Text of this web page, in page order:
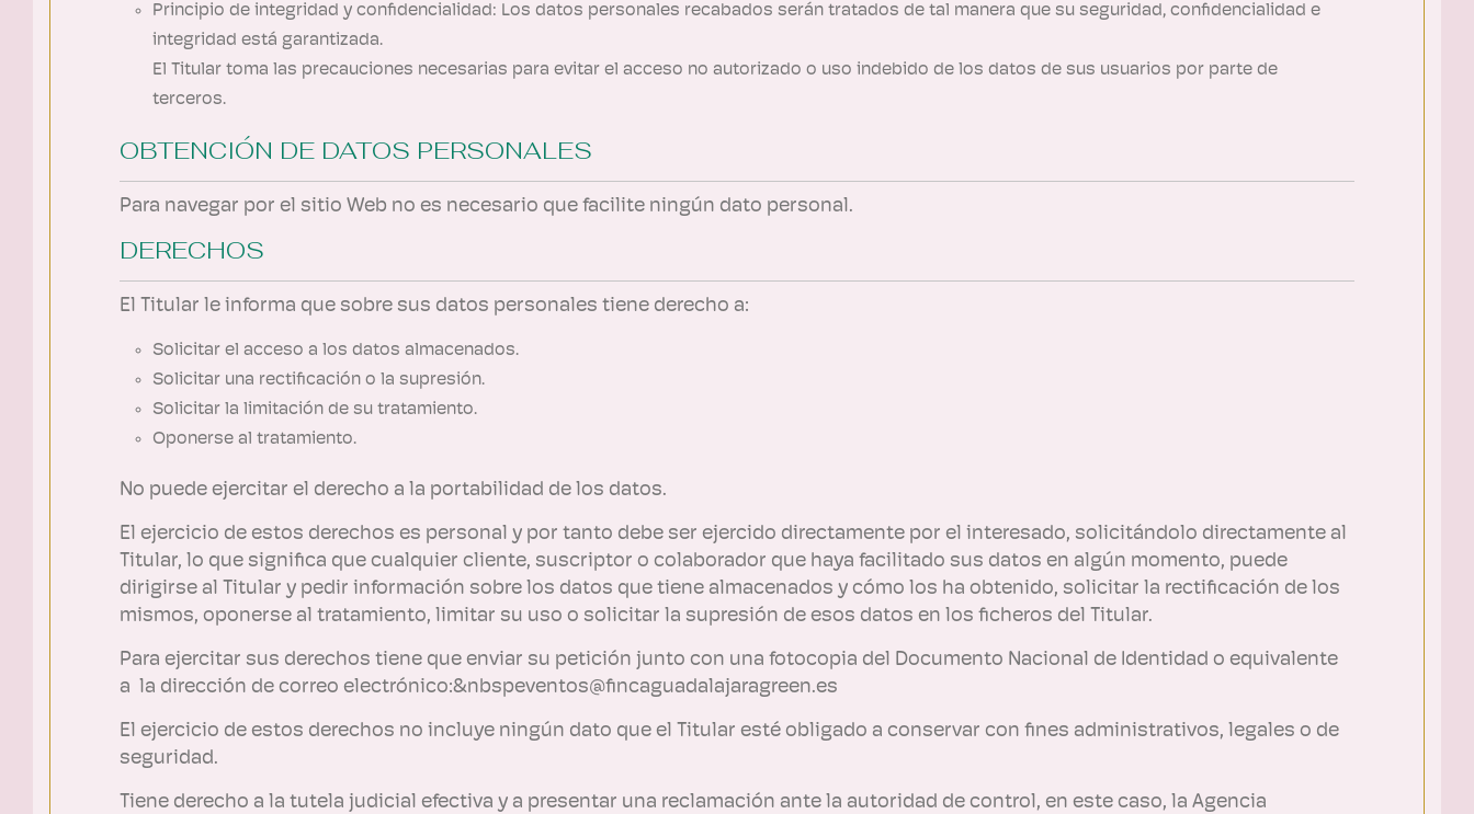
Principio de integridad y confidencialidad: Los datos personales recabados serán tratados de tal manera que su seguridad, confidencialidad e
integridad está garantizada.
El Titular toma las precauciones necesarias para evitar el acceso no autorizado o uso indebido de los datos de sus usuarios por parte de
terceros.
OBTENCIÓN DE DATOS PERSONALES
Para navegar por el sitio Web no es necesario que facilite ningún dato personal.
DERECHOS
El Titular le informa que sobre sus datos personales tiene derecho a:
Solicitar el acceso a los datos almacenados.
Solicitar una rectificación o la supresión.
Solicitar la limitación de su tratamiento.
Oponerse al tratamiento.
No puede ejercitar el derecho a la portabilidad de los datos.
El ejercicio de estos derechos es personal y por tanto debe ser ejercido directamente por el interesado, solicitándolo directamente al
Titular, lo que significa que cualquier cliente, suscriptor o colaborador que haya facilitado sus datos en algún momento, puede
dirigirse al Titular y pedir información sobre los datos que tiene almacenados y cómo los ha obtenido, solicitar la rectificación de los
mismos, oponerse al tratamiento, limitar su uso o solicitar la supresión de esos datos en los ficheros del Titular.
Para ejercitar sus derechos tiene que enviar su petición junto con una fotocopia del Documento Nacional de Identidad o equivalente
a la dirección de correo electrónico:&nbspeventos@fincaguadalajaragreen.es
El ejercicio de estos derechos no incluye ningún dato que el Titular esté obligado a conservar con fines administrativos, legales o de
seguridad.
Tiene derecho a la tutela judicial efectiva y a presentar una reclamación ante la autoridad de control, en este caso, la Agencia